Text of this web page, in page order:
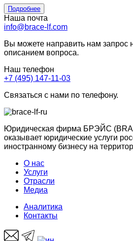
Подробнее
Наша почта
info@brace-lf.com
Вы можете направить нам запрос
описанием вопроса.
Наш телефон
+7 (495) 147-11-03
Связаться с нами по телефону.
Юридическая фирма БРЭЙС
оказывает юридические услуги
иностранному бизнесу на
О нас
Услуги
Отрасли
Медиа
Аналитика
Контакты